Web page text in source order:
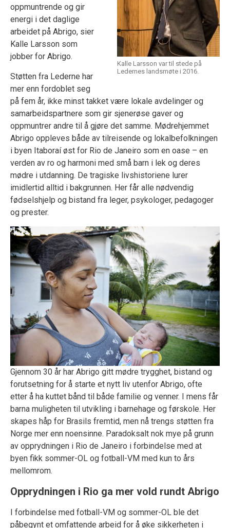
Kalle Larsson var til stede på
Ledernes landsmøte i 2016.
oppmuntrende og gir
energi i det daglige
arbeidet på Abrigo, sier
Kalle Larsson som
jobber for Abrigo.
Støtten fra Lederne har
mer enn fordoblet seg
på fem år, ikke minst takket være lokale avdelinger og
samarbeidspartnere som gir sjenerøse gaver og
oppmuntrer andre til å gjøre det samme. Mødrehjemmet
Abrigo oppleves både av tilreisende og lokalbefolkningen
i byen Itaboraí øst for Rio de Janeiro som en oase – en
verden av ro og harmoni med små barn i lek og deres
mødre i utdanning. De tragiske livshistoriene lurer
imidlertid alltid i bakgrunnen. Her får alle nødvendig
fødselshjelp og bistand fra leger, psykologer, pedagoger
og prester.
Gjennom 30 år har Abrigo gitt mødre trygghet, bistand og
forutsetning for å starte et nytt liv utenfor Abrigo, ofte
etter å ha kuttet bånd til både familie og venner. I mens får
barna muligheten til utvikling i barnehage og førskole. Her
skapes håp for Brasils fremtid, men nå trengs støtten fra
Norge mer enn noensinne. Paradoksalt nok mye på grunn
av opprydningen i Rio de Janeiro i forbindelse med at
byen fikk sommer-OL og fotball-VM med kun to års
mellomrom.
Opprydningen i Rio ga mer vold rundt Abrigo
I forbindelse med fotball-VM og sommer-OL ble det
påbegynt et omfattende arbeid for å øke sikkerheten i